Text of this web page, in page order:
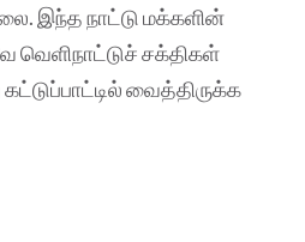
இந்த நாட்டு மக்களின்
வெளிநாட்டுச் சக்திகள்
வைத்திருக்க